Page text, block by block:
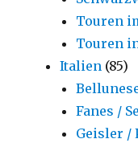
Touren
Touren
Italien (85)
Fanes /
Geisler /